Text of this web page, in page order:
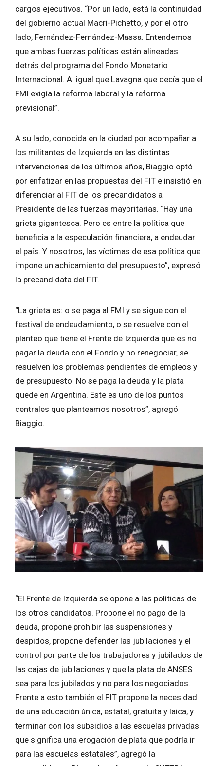
cargos ejecutivos. “Por un lado, está la continuidad
del gobierno actual Macri-Pichetto, y por el otro
lado, Fernández-Fernández-Massa. Entendemos
que ambas fuerzas políticas están alineadas
detrás del programa del Fondo Monetario
Internacional. Al igual que Lavagna que decía que el
FMI exigía la reforma laboral y la reforma
previsional”.
A su lado, conocida en la ciudad por acompañar a
los militantes de Izquierda en las distintas
intervenciones de los últimos años, Biaggio optó
por enfatizar en las propuestas del FIT e insistió en
diferenciar al FIT de los precandidatos a
Presidente de las fuerzas mayoritarias. “Hay una
grieta gigantesca. Pero es entre la política que
beneficia a la especulación financiera, a endeudar
el país. Y nosotros, las víctimas de esa política que
impone un achicamiento del presupuesto”, expresó
la precandidata del FIT.
“La grieta es: o se paga al FMI y se sigue con el
festival de endeudamiento, o se resuelve con el
planteo que tiene el Frente de Izquierda que es no
pagar la deuda con el Fondo y no renegociar, se
resuelven los problemas pendientes de empleos y
de presupuesto. No se paga la deuda y la plata
quede en Argentina. Este es uno de los puntos
centrales que planteamos nosotros”, agregó
Biaggio.
“El Frente de Izquierda se opone a las políticas de
los otros candidatos. Propone el no pago de la
deuda, propone prohibir las suspensiones y
despidos, propone defender las jubilaciones y el
control por parte de los trabajadores y jubilados de
las cajas de jubilaciones y que la plata de ANSES
sea para los jubilados y no para los negociados.
Frente a esto también el FIT propone la necesidad
de una educación única, estatal, gratuita y laica, y
terminar con los subsidios a las escuelas privadas
que significa una erogación de plata que podría ir
para las escuelas estatales”, agregó la